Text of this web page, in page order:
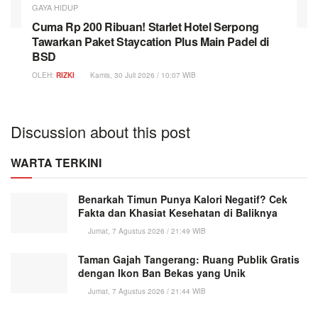
GAYA HIDUP
Cuma Rp 200 Ribuan! Starlet Hotel Serpong
Tawarkan Paket Staycation Plus Main Padel di
BSD
OLEH: RIZKI Kamis, 30 Juli 2026 / 10:07 WIB
Discussion about this post
WARTA TERKINI
Benarkah Timun Punya Kalori Negatif? Cek
Fakta dan Khasiat Kesehatan di Baliknya
Jumat, 7 Agustus 2026 / 21:49 WIB
Taman Gajah Tangerang: Ruang Publik Gratis
dengan Ikon Ban Bekas yang Unik
Jumat, 7 Agustus 2026 / 21:44 WIB